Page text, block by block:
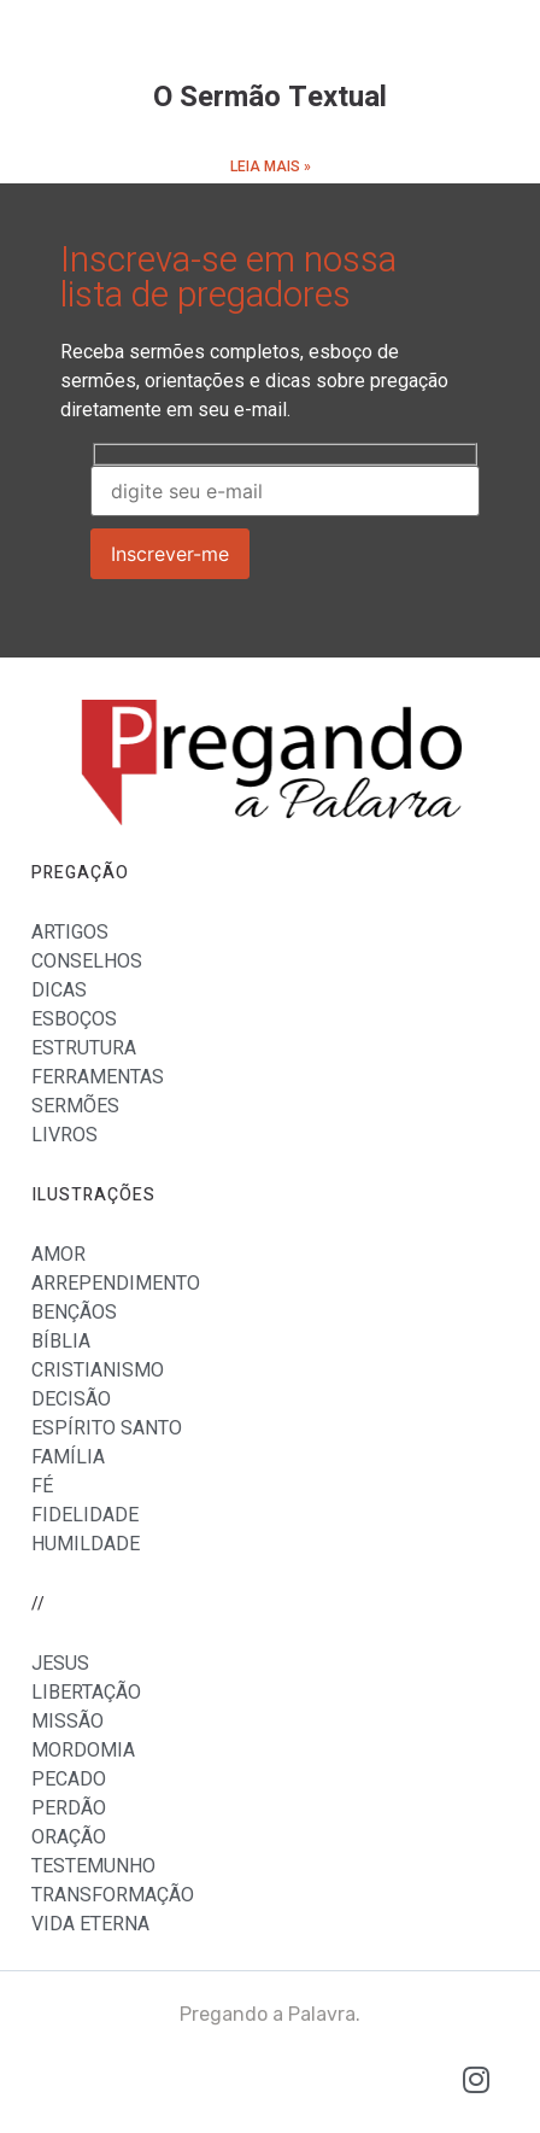
O Sermão Textual
LEIA MAIS »
Inscreva-se em nossa
lista de pregadores
Receba sermões completos, esboço de
sermões, orientações e dicas sobre pregação
diretamente em seu e-mail.
PREGAÇÃO
ARTIGOS
CONSELHOS
DICAS
ESBOÇOS
ESTRUTURA
FERRAMENTAS
SERMÕES
LIVROS
ILUSTRAÇÕES
AMOR
ARREPENDIMENTO
BENÇÃOS
BÍBLIA
CRISTIANISMO
DECISÃO
ESPÍRITO SANTO
FAMÍLIA
FÉ
FIDELIDADE
HUMILDADE
//
JESUS
LIBERTAÇÃO
MISSÃO
MORDOMIA
PECADO
PERDÃO
ORAÇÃO
TESTEMUNHO
TRANSFORMAÇÃO
VIDA ETERNA
Pregando a Palavra.